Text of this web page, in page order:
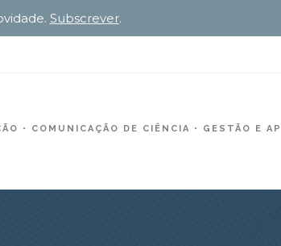
COMUNICAÇÃO DE CIÊNCIA GESTÃO E
Subscrever.